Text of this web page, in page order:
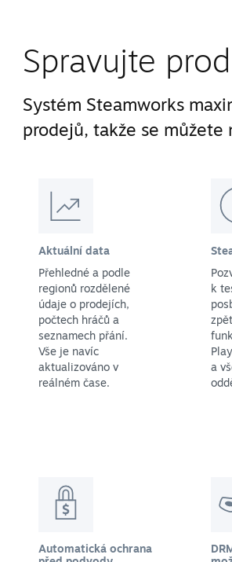
Spravujte
Systém Steamworks
prodejů, takže se
Aktuální data
Přehledné a podle
regionů rozdělené
údaje o prodejích,
počtech hráčů a
seznamech přání.
Vše je navíc
aktualizováno v
reálném čase.
k
a
Automatická ochrana